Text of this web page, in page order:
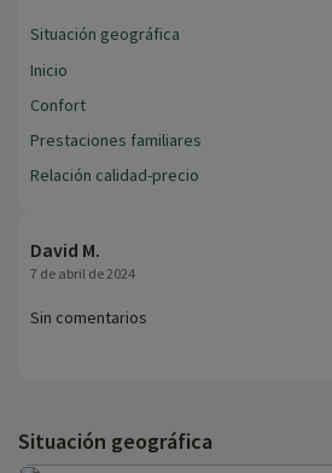
Situación geográfica
Inicio
Confort
Prestaciones familiares
Relación calidad-precio
David M.
7 de abril de 2024
Sin comentarios
Situación geográfica